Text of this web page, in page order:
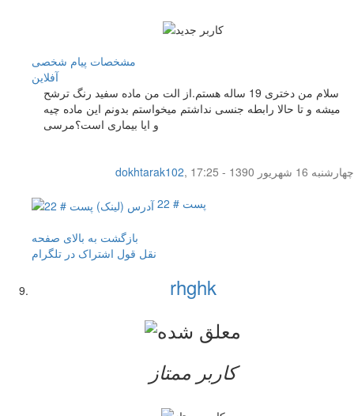
مشخصات پیام شخصی
آفلاين
سلام من دختری 19 ساله هستم.از الت من ماده سفید رنگ ترشح
میشه و تا حالا رابطه جنسی نداشتم میخواستم بدونم این ماده چیه
و ایا بیماری است؟مرسی
dokhtarak102,
چهار‌شنبه 16 شهریور 1390 - 17:25
پست # 22
بازگشت به بالای صفحه
نقل قول اشتراک در تلگرام
rhghk
کاربر ممتاز